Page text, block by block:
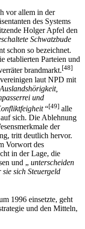
vor allem in der
des Systems
Holger Apfel den
Schwatzbude
schon so bezeichnet.
etablierten Parteien und
brandmarkt.[48]
laut NPD mit
und
“[49] alle
auf sich. Die Ablehnung
der
tritt deutlich hervor.
Vorwort des
in der Lage, die
und „ unterscheiden
sich Steuergeld
1996 einsetzte, geht
und den Mitteln,